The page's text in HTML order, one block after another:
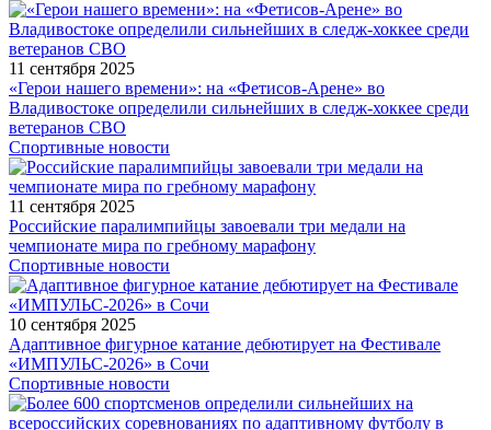
11 сентября 2025
«Герои нашего времени»: на «Фетисов-Арене» во
Владивостоке определили сильнейших в следж-хоккее среди
ветеранов СВО
Спортивные новости
11 сентября 2025
Российские паралимпийцы завоевали три медали на
чемпионате мира по гребному марафону
Спортивные новости
10 сентября 2025
Адаптивное фигурное катание дебютирует на Фестивале
«ИМПУЛЬС-2026» в Сочи
Спортивные новости